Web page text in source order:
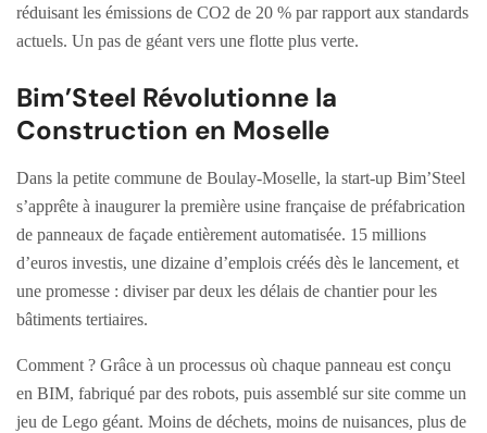
réduisant les émissions de CO2 de 20 % par rapport aux standards
actuels. Un pas de géant vers une flotte plus verte.
Bim’Steel Révolutionne la
Construction en Moselle
Dans la petite commune de Boulay-Moselle, la start-up Bim’Steel
s’apprête à inaugurer la première usine française de préfabrication
de panneaux de façade entièrement automatisée. 15 millions
d’euros investis, une dizaine d’emplois créés dès le lancement, et
une promesse : diviser par deux les délais de chantier pour les
bâtiments tertiaires.
Comment ? Grâce à un processus où chaque panneau est conçu
en BIM, fabriqué par des robots, puis assemblé sur site comme un
jeu de Lego géant. Moins de déchets, moins de nuisances, plus de